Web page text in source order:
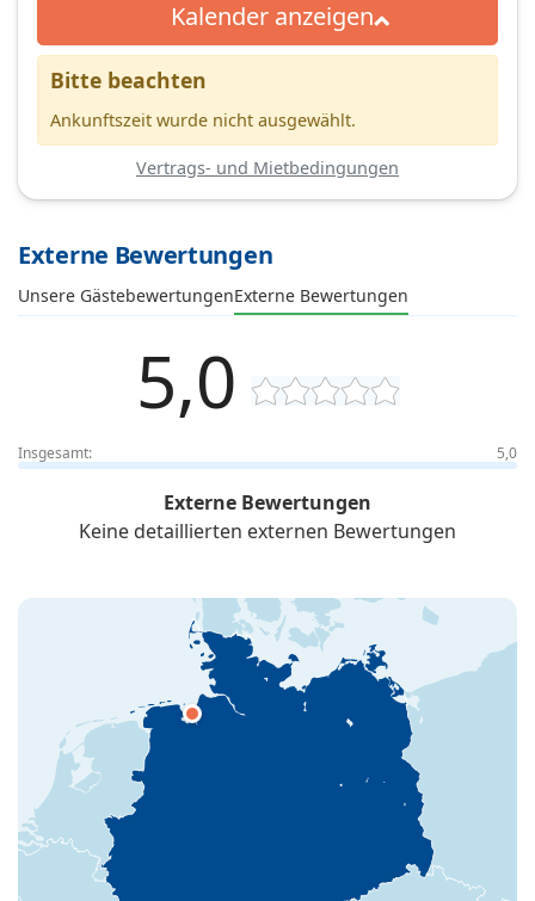
Kalender anzeigen
Bitte beachten
Ankunftszeit wurde nicht ausgewählt.
Vertrags- und Mietbedingungen
Externe Bewertungen
Unsere GästebewertungenExterne Bewertungen
5,0
Insgesamt: 5,0
Externe Bewertungen
Keine detaillierten externen Bewertungen